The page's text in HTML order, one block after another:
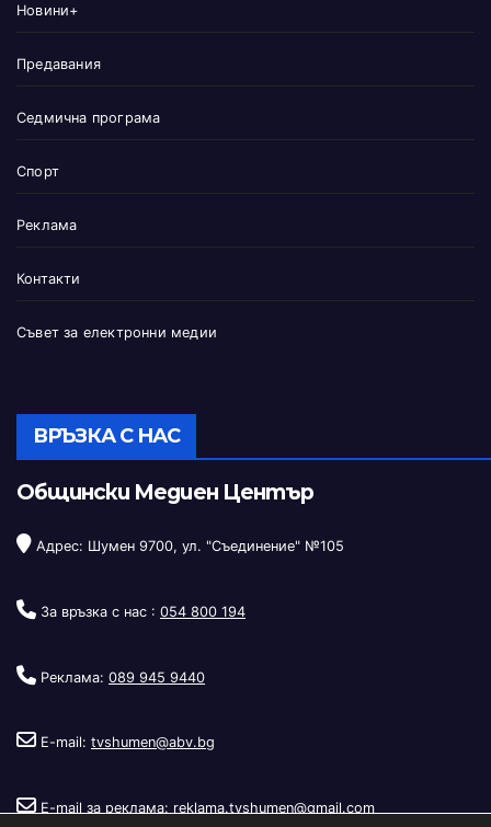
Новини+
Предавания
Седмична програма
Спорт
Реклама
Контакти
Съвет за електронни медии
ВРЪЗКА С НАС
Общински Медиен Център
Адрес: Шумен 9700, ул. "Съединение" №105
За връзка с нас : 054 800 194
Реклама: 089 945 9440
E-mail: tvshumen@abv.bg
E-mail за реклама: reklama.tvshumen@gmail.com